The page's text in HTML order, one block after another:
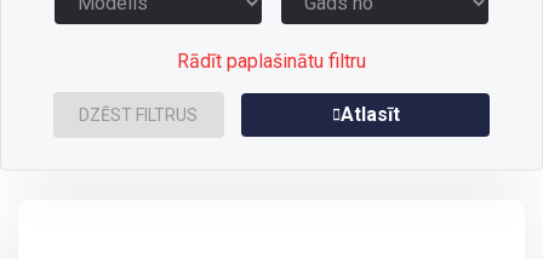
Rādīt paplašinātu filtru
DZĒST FILTRUS Atlasīt